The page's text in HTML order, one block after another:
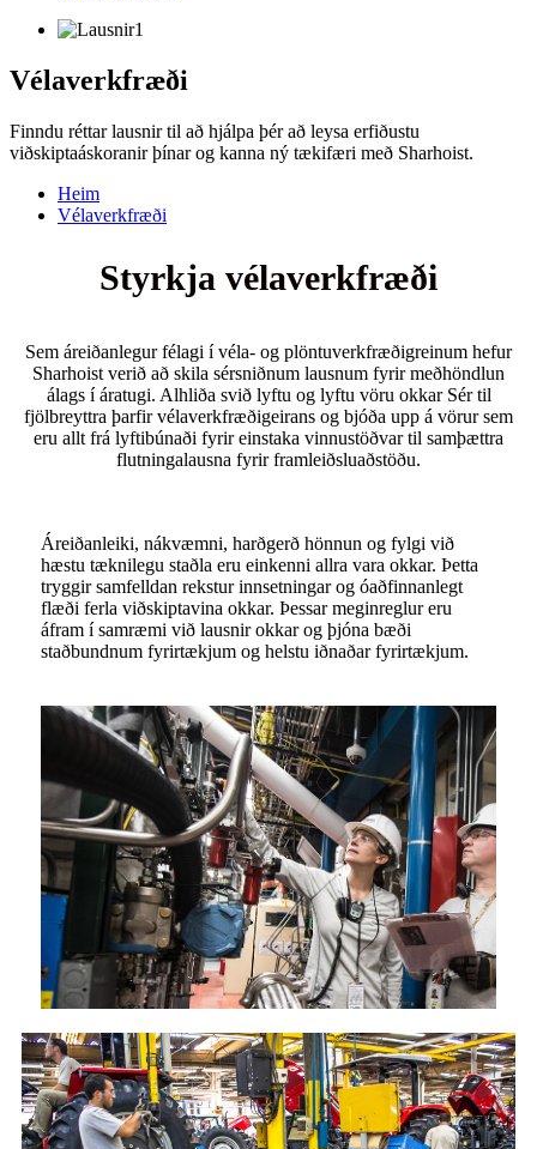
Vélaverkfræði
Finndu réttar lausnir til að hjálpa þér að leysa erfiðustu
viðskiptaáskoranir þínar og kanna ný tækifæri með Sharhoist.
Heim
Vélaverkfræði
Styrkja vélaverkfræði
Sem áreiðanlegur félagi í véla- og plöntuverkfræðigreinum hefur
Sharhoist verið að skila sérsniðnum lausnum fyrir meðhöndlun
álags í áratugi. Alhliða svið lyftu og lyftu vöru okkar Sér til
fjölbreyttra þarfir vélaverkfræðigeirans og bjóða upp á vörur sem
eru allt frá lyftibúnaði fyrir einstaka vinnustöðvar til samþættra
flutningalausna fyrir framleiðsluaðstöðu.
Áreiðanleiki, nákvæmni, harðgerð hönnun og fylgi við
hæstu tæknilegu staðla eru einkenni allra vara okkar. Þetta
tryggir samfelldan rekstur innsetningar og óaðfinnanlegt
flæði ferla viðskiptavina okkar. Þessar meginreglur eru
áfram í samræmi við lausnir okkar og þjóna bæði
staðbundnum fyrirtækjum og helstu iðnaðar fyrirtækjum.